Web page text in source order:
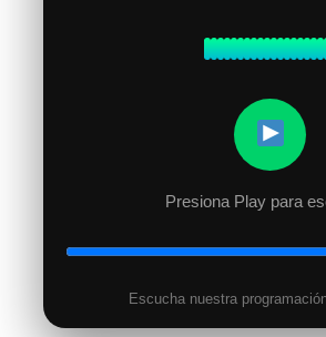
Presiona Play para
Escucha nuestra